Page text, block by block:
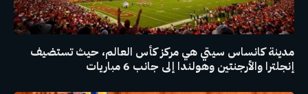
مدينة كانساس سيتي هي مركز كأس العالم، حيث تستضيف
إنجلترا والأرجنتين وهولندا إلى جانب 6 مباريات